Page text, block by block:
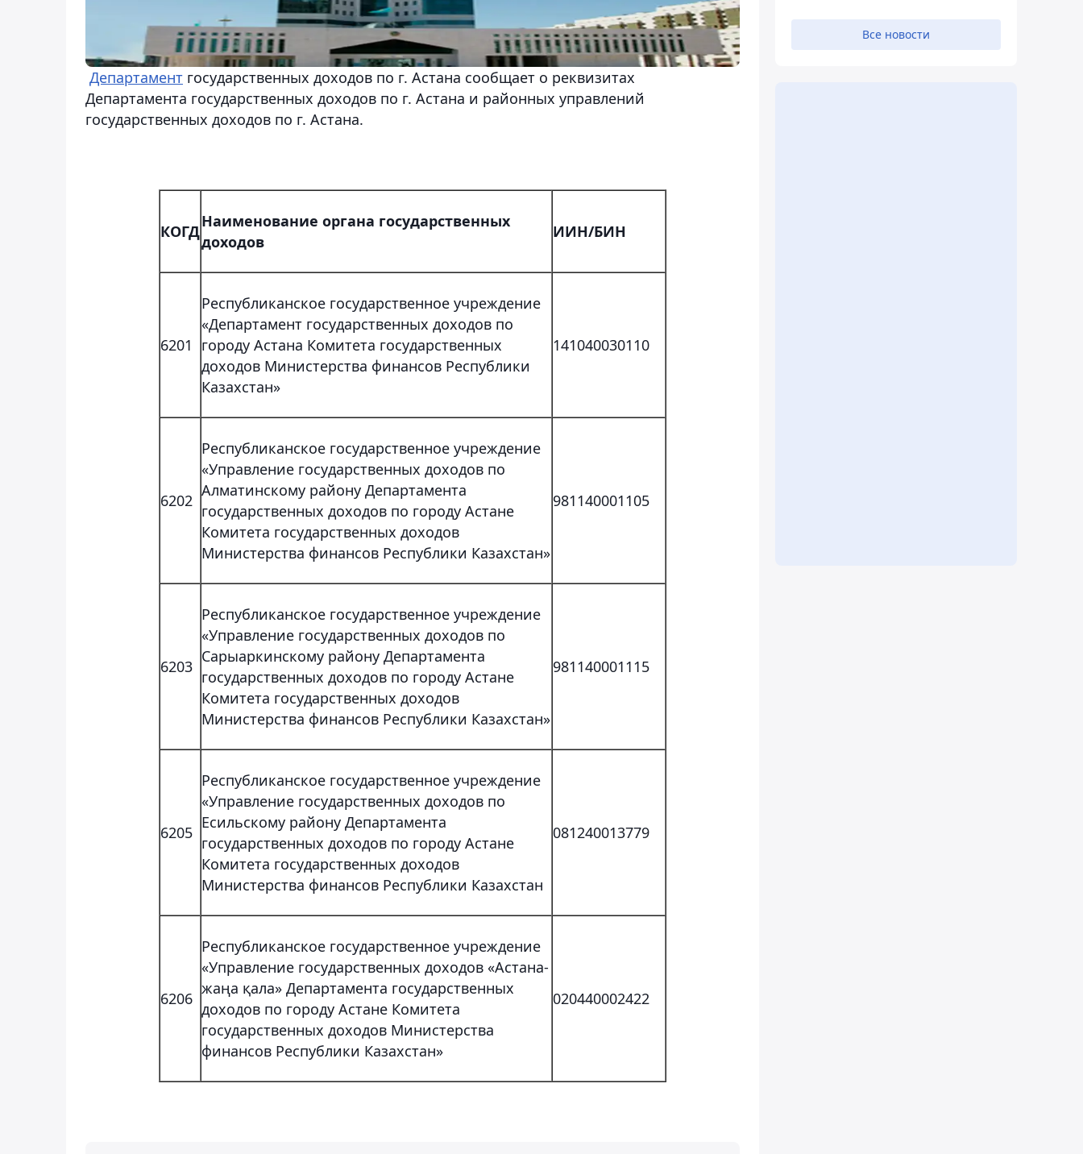
Департамент государственных доходов по г. Астана сообщает о реквизитах
Департамента государственных доходов по г. Астана и районных управлений
государственных доходов по г. Астана.
КОГД
Наименование органа государственных
доходов
ИИН/БИН
6201
Республиканское государственное учреждение
«Департамент государственных доходов по
городу Астана Комитета государственных
доходов Министерства финансов Республики
Казахстан»
141040030110
6202
Республиканское государственное учреждение
«Управление государственных доходов по
Алматинскому району Департамента
государственных доходов по городу Астане
Комитета государственных доходов
Министерства финансов Республики Казахстан»
981140001105
6203
Республиканское государственное учреждение
«Управление государственных доходов по
Сарыаркинскому району Департамента
государственных доходов по городу Астане
Комитета государственных доходов
Министерства финансов Республики Казахстан»
981140001115
6205
Республиканское государственное учреждение
«Управление государственных доходов по
Есильскому району Департамента
государственных доходов по городу Астане
Комитета государственных доходов
Министерства финансов Республики Казахстан
081240013779
6206
Республиканское государственное учреждение
«Управление государственных доходов «Астана-
жаңа қала» Департамента государственных
доходов по городу Астане Комитета
государственных доходов Министерства
финансов Республики Казахстан»
020440002422
Все новости